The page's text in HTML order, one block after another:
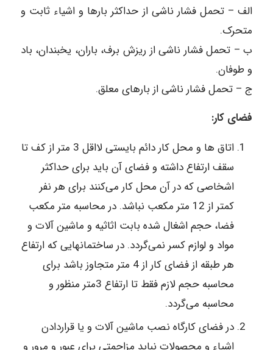
الف – تحمل فشار ناشی از حداکثر بارها و اشیاء ثابت و
متحرک.
ب – تحمل فشار ناشی از ریزش برف، باران، یخبندان، باد
و طوفان.
ج – تحمل فشار ناشی از بارهای معلق.
فضای کار:
اتاق ها و محل کار دائم بایستی لااقل 3 متر از کف تا
سقف ارتفاع داشته و فضای آن باید برای حداکثر
اشخاصی که در آن محل کار می‌کنند برای هر نفر
کمتر از 12 متر مکعب نباشد. در محاسبه متر مکعب
فضا، حجم اشغال شده بابت اثاثیه و ماشین آلات و
مواد و لوازم کسر نمی‌گردد. در ساختمانهایی که ارتفاع
هر طبقه از فضای کار از 4 متر متجاوز باشد برای
محاسبه حجم لازم فقط تا ارتفاع 3متر منظور و
محاسبه می‌گردد.
در فضای کارگاه نصب ماشین آلات و یا قراردادن
اشیاء و محصولات نباید مزاحمتی برای عبور و مرور و